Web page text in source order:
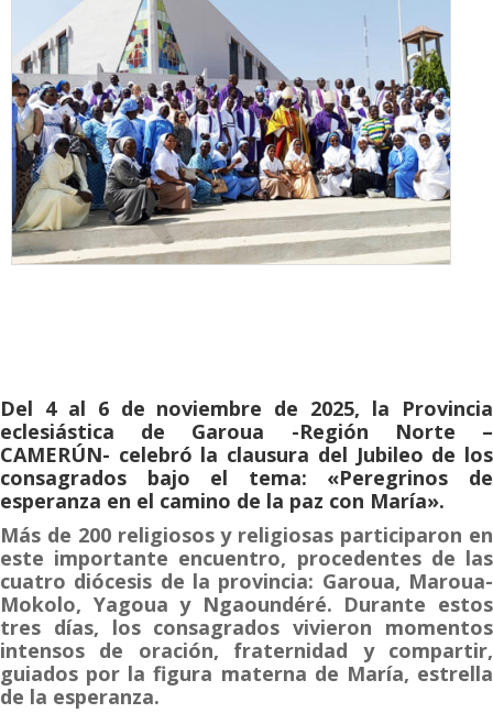
Del 4 al 6 de noviembre de 2025, la Provincia
eclesiástica de Garoua -Región Norte –
CAMERÚN- celebró la clausura del Jubileo de los
consagrados bajo el tema: «Peregrinos de
esperanza en el camino de la paz con María».
Más de 200 religiosos y religiosas participaron en
este importante encuentro, procedentes de las
cuatro diócesis de la provincia: Garoua, Maroua-
Mokolo, Yagoua y Ngaoundéré. Durante estos
tres días, los consagrados vivieron momentos
intensos de oración, fraternidad y compartir,
guiados por la figura materna de María, estrella
de la esperanza.